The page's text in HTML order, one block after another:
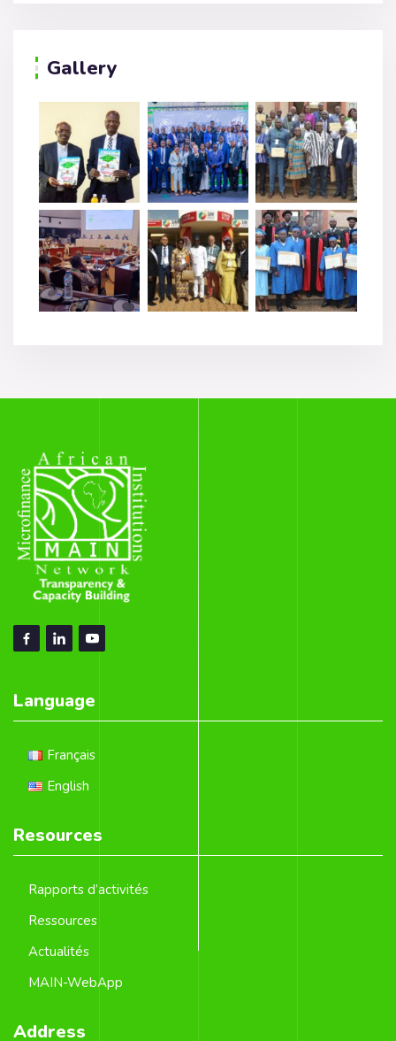
Gallery
Language
Français
English
Resources
Rapports d’activités
Ressources
Actualités
MAIN-WebApp
Address